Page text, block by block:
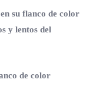
su flanco de color
y lentos del
de color